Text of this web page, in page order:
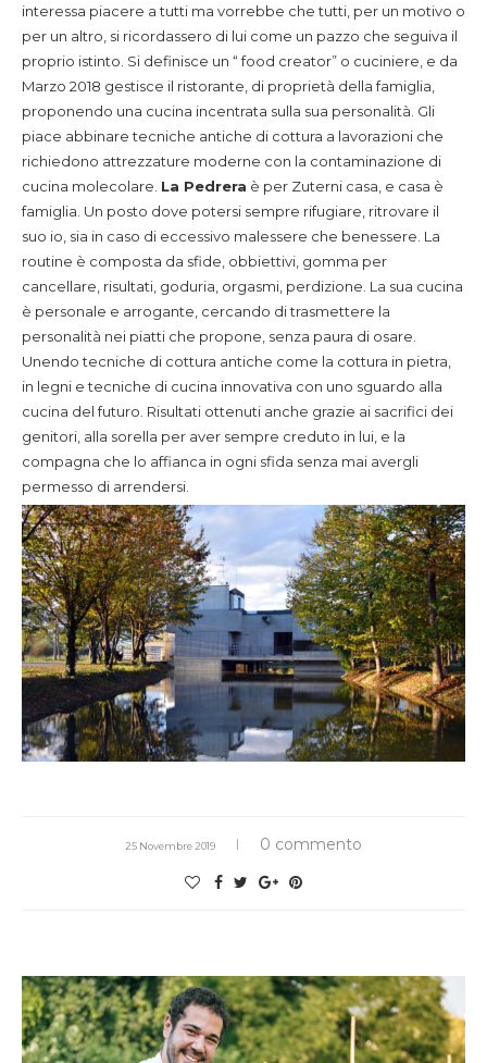
interessa piacere a tutti ma vorrebbe che tutti, per un motivo o
per un altro, si ricordassero di lui come un pazzo che seguiva il
proprio istinto. Si definisce un “ food creator” o cuciniere, e da
Marzo 2018 gestisce il ristorante, di proprietà della famiglia,
proponendo una cucina incentrata sulla sua personalità. Gli
piace abbinare tecniche antiche di cottura a lavorazioni che
richiedono attrezzature moderne con la contaminazione di
cucina molecolare. La Pedrera è per Zuterni casa, e casa è
famiglia. Un posto dove potersi sempre rifugiare, ritrovare il
suo io, sia in caso di eccessivo malessere che benessere. La
routine è composta da sfide, obbiettivi, gomma per
cancellare, risultati, goduria, orgasmi, perdizione. La sua cucina
è personale e arrogante, cercando di trasmettere la
personalità nei piatti che propone, senza paura di osare.
Unendo tecniche di cottura antiche come la cottura in pietra,
in legni e tecniche di cucina innovativa con uno sguardo alla
cucina del futuro. Risultati ottenuti anche grazie ai sacrifici dei
genitori, alla sorella per aver sempre creduto in lui, e la
compagna che lo affianca in ogni sfida senza mai avergli
permesso di arrendersi.
25 Novembre 2019 0 commento